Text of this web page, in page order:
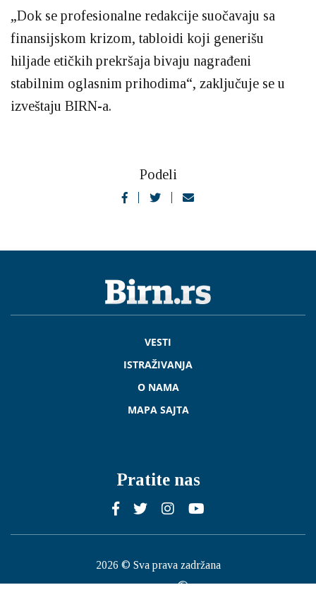
„Dok se profesionalne redakcije suočavaju sa
finansijskom krizom, tabloidi koji generišu
hiljade etičkih prekršaja bivaju nagrađeni
stabilnim oglasnim prihodima“, zaključuje se u
izveštaju BIRN-a.
Podeli
VESTI
ISTRAŽIVANJA
O NAMA
MAPA SAJTA
Pratite nas
2026 © Sva prava zadržana